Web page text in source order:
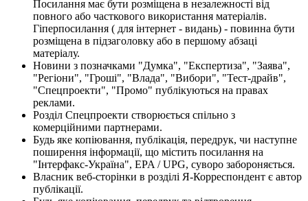
Посилання має бути розміщена в незалежності від
повного або часткового використання матеріалів.
Гіперпосилання ( для інтернет - видань) - повинна бути
розміщена в підзаголовку або в першому абзаці
матеріалу.
Новини з позначками "Думка", "Експертиза", "Заява",
"Регіони", "Гроші", "Влада", "Вибори", "Тест-драйв",
"Спецпроекти", "Промо" публікуються на правах
реклами.
Розділ Спецпроекти створюється спільно з
комерційними партнерами.
Будь яке копіювання, публікація, передрук, чи наступне
поширення інформації, що містить посилання на
"Інтерфакс-Україна", EPA / UPG, суворо забороняється.
Власник веб-сторінки в розділі Я-Корреспондент є автор
публікації.